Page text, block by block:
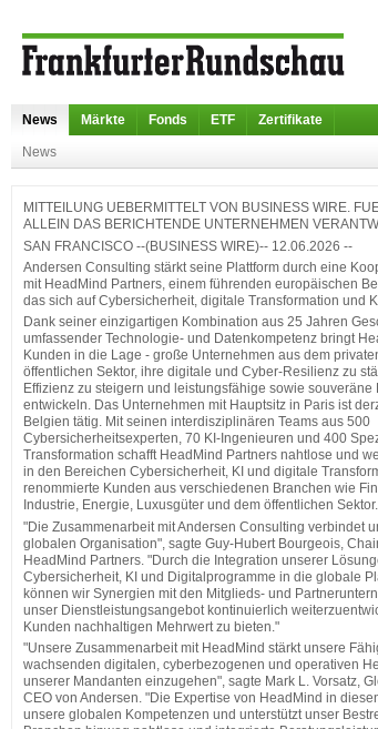
News Märkte Fonds ETF Zertifikate
News
MITTEILUNG UEBERMITTELT VON BUSINESS WIRE.
ALLEIN DAS BERICHTENDE UNTERNEHMEN
SAN FRANCISCO --(BUSINESS WIRE)-- 12.06.2026 --
Andersen Consulting stärkt seine Plattform durch eine
mit HeadMind Partners, einem führenden europäischen
das sich auf Cybersicherheit, digitale Transformation und
Dank seiner einzigartigen Kombination aus 25 Jahren
umfassender Technologie- und Datenkompetenz bringt
Kunden in die Lage - große Unternehmen aus dem
öffentlichen Sektor, ihre digitale und Cyber-Resilienz zu
Effizienz zu steigern und leistungsfähige sowie souveräne
entwickeln. Das Unternehmen mit Hauptsitz in Paris ist
Belgien tätig. Mit seinen interdisziplinären Teams aus 500
Cybersicherheitsexperten, 70 KI-Ingenieuren und 400
Transformation schafft HeadMind Partners nahtlose und
in den Bereichen Cybersicherheit, KI und digitale
renommierte Kunden aus verschiedenen Branchen wie
Industrie, Energie, Luxusgüter und dem öffentlichen Sektor.
"Die Zusammenarbeit mit Andersen Consulting verbindet
globalen Organisation", sagte Guy-Hubert Bourgeois,
HeadMind Partners. "Durch die Integration unserer
Cybersicherheit, KI und Digitalprogramme in die globale
können wir Synergien mit den Mitglieds- und
unser Dienstleistungsangebot kontinuierlich
Kunden nachhaltigen Mehrwert zu bieten."
"Unsere Zusammenarbeit mit HeadMind stärkt unsere
wachsenden digitalen, cyberbezogenen und operativen
unserer Mandanten einzugehen", sagte Mark L. Vorsatz,
CEO von Andersen. "Die Expertise von HeadMind in
unsere globalen Kompetenzen und unterstützt unser